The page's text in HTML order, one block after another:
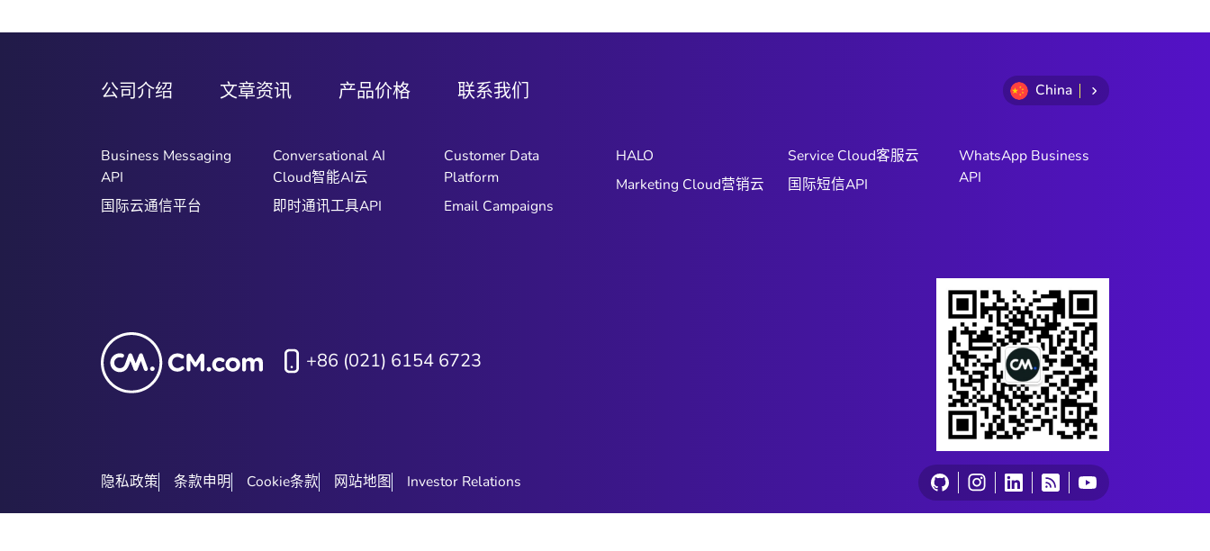
of
公司介绍 文章资讯 产品价格 联系我们 China
Business Messaging
API
国际云通信平台
Conversational AI
Cloud智能AI云
即时通讯工具API
Customer Data
Platform
Email Campaigns
HALO
Marketing Cloud营销云
Service Cloud客服云
国际短信API
WhatsApp Business
API
+86 (021) 6154 6723
隐私政策 条款申明 Cookie条款 网站地图 Investor Relations